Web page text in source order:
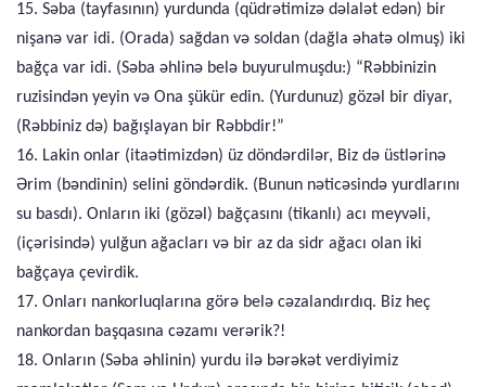
15. Səba (tayfasının) yurdunda (qüdrətimizə dəlalət edən) bir
nişanə var idi. (Orada) sağdan və soldan (dağla əhatə olmuş) iki
bağça var idi. (Səba əhlinə belə buyurulmuşdu:) “Rəbbinizin
ruzisindən yeyin və Ona şükür edin. (Yurdunuz) gözəl bir diyar,
(Rəbbiniz də) bağışlayan bir Rəbbdir!”
16. Lakin onlar (itaətimizdən) üz döndərdilər, Biz də üstlərinə
Ərim (bəndinin) selini göndərdik. (Bunun nəticəsində yurdlarını
su basdı). Onların iki (gözəl) bağçasını (tikanlı) acı meyvəli,
(içərisində) yulğun ağacları və bir az da sidr ağacı olan iki
bağçaya çevirdik.
17. Onları nankorluqlarına görə belə cəzalandırdıq. Biz heç
nankordan başqasına cəzamı verərik?!
18. Onların (Səba əhlinin) yurdu ilə bərəkət verdiyimiz